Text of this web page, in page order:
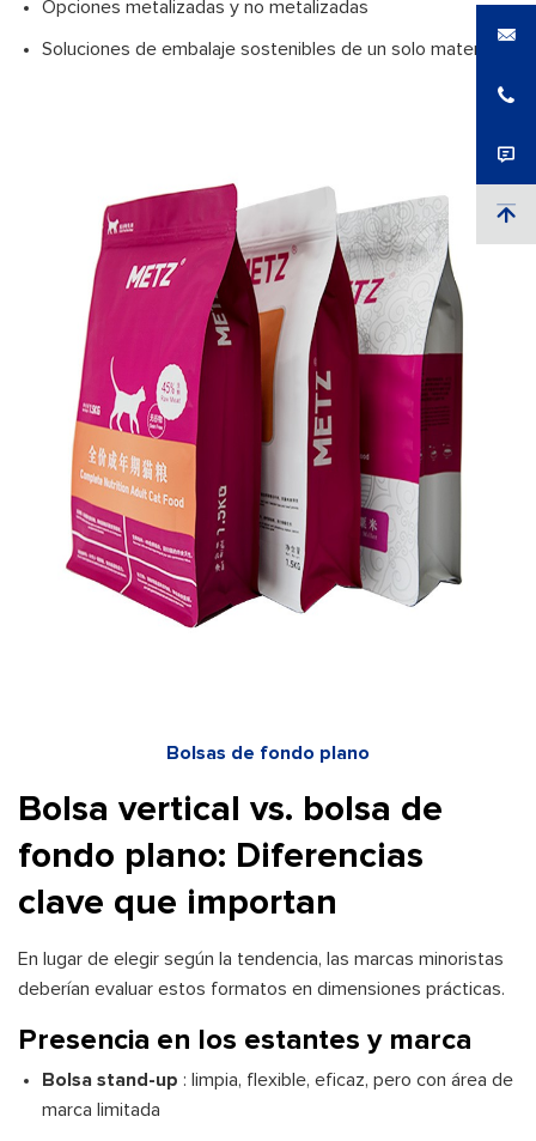
Opciones metalizadas y no metalizadas
Soluciones de embalaje sostenibles de un solo material
Bolsas de fondo plano
Bolsa vertical vs. bolsa de
fondo plano: Diferencias
clave que importan
En lugar de elegir según la tendencia, las marcas minoristas
deberían evaluar estos formatos en dimensiones prácticas.
Presencia en los estantes y marca
Bolsa stand-up : limpia, flexible, eficaz, pero con área de
marca limitada